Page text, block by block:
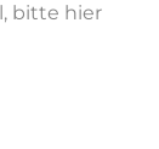
bitte hier